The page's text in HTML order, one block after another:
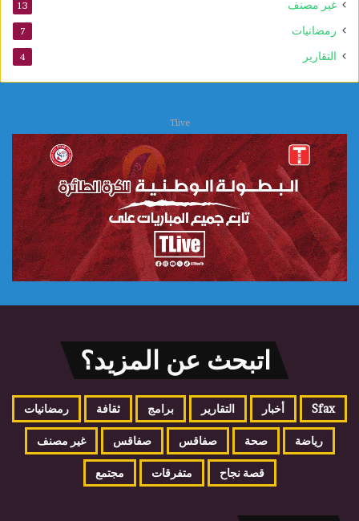
غير مصنف 13
رمضانيات 7
التقارير 4
Tlive
اتبحث عن المزيد؟
Sfax أخبار التقارير برامج ثقافة رمضانيات
رياضة صحة صفاقس صفاقس غير مصنف
قصة نجاح متفرقات مجتمع